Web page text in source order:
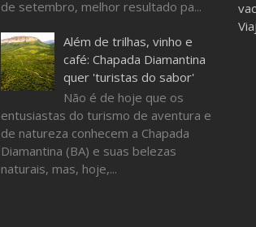
de setembro, melhor resultado pa...
Além de trilhas, vinho e
café: Chapada Diamantina
quer 'turistas do sabor'
Não é de hoje que os
entusiastas do turismo de aventura e
de natureza conhecem a Chapada
Diamantina (BA) e suas belezas
naturais, mas, hoje,...